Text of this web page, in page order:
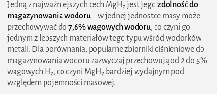
Jedną z najważniejszych cech MgH₂ jest jego zdolność do
magazynowania wodoru– w jednej jednostce masy może
przechowywać do 7,6% wagowych wodoru, co czyni go
jednym z lepszych materiałów tego typu wśród wodorków
metali. Dla porównania, popularne zbiorniki ciśnieniowe do
magazynowania wodoru zazwyczaj przechowują od 2 do 5%
wagowych H₂, co czyni MgH₂ bardziej wydajnym pod
względem pojemności masowej.